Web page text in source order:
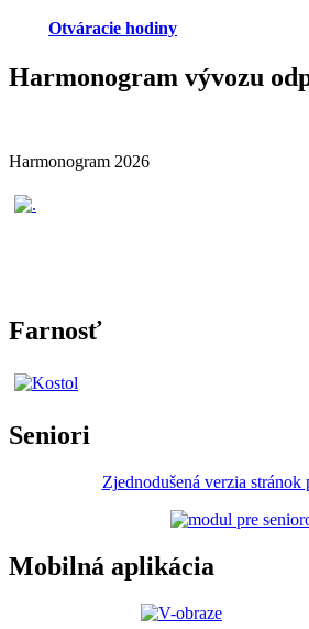
Otváracie hodiny
Harmonogram vývozu
Harmonogram 2026
Farnosť
Seniori
Zjednodušená verzia stránok
Mobilná aplikácia